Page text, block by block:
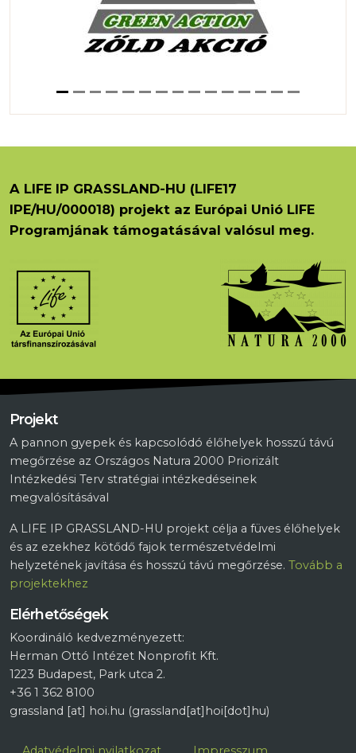
A LIFE IP GRASSLAND-HU (LIFE17
IPE/HU/000018) projekt az Európai Unió LIFE
Programjának támogatásával valósul meg.
Projekt
A pannon gyepek és kapcsolódó élőhelyek hosszú távú
megőrzése az Országos Natura 2000 Priorizált
Intézkedési Terv stratégiai intézkedéseinek
megvalósításával
A LIFE IP GRASSLAND-HU projekt célja a füves élőhelyek
és az ezekhez kötődő fajok természetvédelmi
helyzetének javítása és hosszú távú megőrzése. Tovább a
projektekhez
Elérhetőségek
Koordináló kedvezményezett:
Herman Ottó Intézet Nonprofit Kft.
1223 Budapest, Park utca 2.
+36 1 362 8100
grassland [at] hoi.hu (grassland[at]hoi[dot]hu)
Lábléc